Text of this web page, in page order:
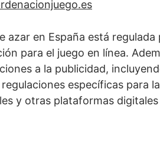
azar en España está
para el juego en línea.
a la publicidad,
específicas para
y otras plataformas